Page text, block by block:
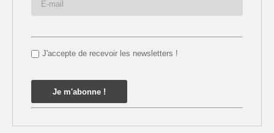
J'accepte de recevoir les newsletters !